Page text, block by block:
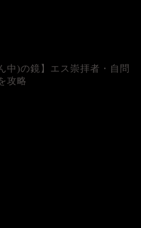
中)の鏡】エス崇拝者・自問
攻略